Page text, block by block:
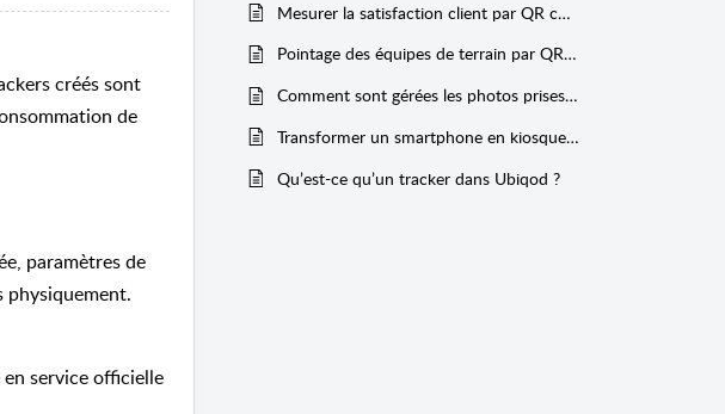
créés sont
de
paramètres de
physiquement.
en service officielle
Mesurer la satisfaction client par QR code
Pointage des équipes de terrain par QR code
Comment sont gérées les photos prises dans les formulaires associés à des QR codes ?
Transformer un smartphone en kiosque de pointage avec Ubiqod
Qu’est-ce qu’un tracker dans Ubiqod ?